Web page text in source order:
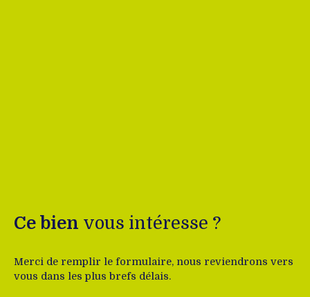
Ce bien vous intéresse ?
Merci de remplir le formulaire, nous reviendrons vers
vous dans les plus brefs délais.